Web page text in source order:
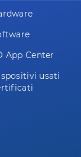
App Center
usati